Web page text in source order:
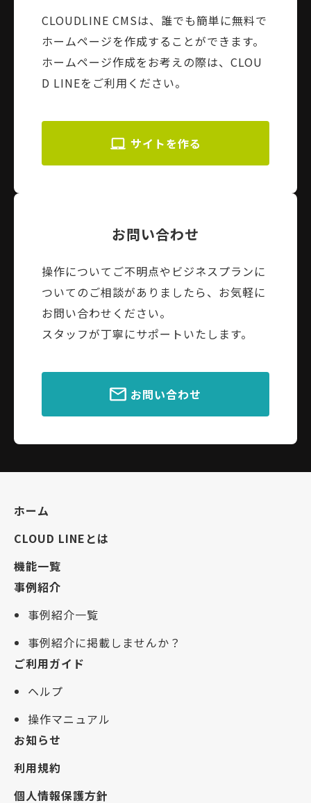
CLOUDLINE CMSは、誰でも簡単に無料で
ホームページを作成することができます。
ホームページ作成をお考えの際は、CLOU
D LINEをご利用ください。
サイトを作る
お問い合わせ
操作についてご不明点やビジネスプランに
ついてのご相談がありましたら、お気軽に
お問い合わせください。
スタッフが丁寧にサポートいたします。
お問い合わせ
ホーム
CLOUD LINEとは
機能一覧
事例紹介
事例紹介一覧
事例紹介に掲載しませんか？
ご利用ガイド
ヘルプ
操作マニュアル
お知らせ
利用規約
個人情報保護方針